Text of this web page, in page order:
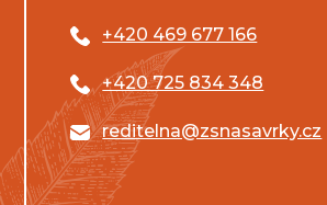
+420 469 677 166
+420 725 834 348
reditelna@zsnasavrky.cz